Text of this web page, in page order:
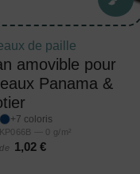
de paille
amovible pour
Panama &
+7 coloris
— 0 g/m²
1,02 €